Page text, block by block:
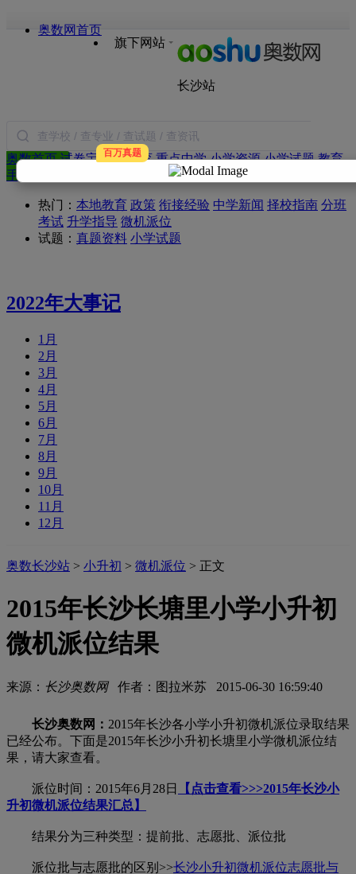
奥数网首页
旗下网站
长沙站
奥数首页 试卷宝 百万真题
本地教育 重点中学 小学资源 小学试题 教育
手册
日记 图书
热门： 本地教育 政策 衔接经验 中学新闻 择校指南 分班
考试 升学指导 微机派位
试题： 真题资料 小学试题
2022年大事记
1月
2月
3月
4月
5月
6月
7月
8月
9月
10月
11月
12月
奥数长沙站 > 小升初 > 微机派位 > 正文
2015年长沙长塘里小学小升初
微机派位结果
来源： 长沙奥数网作者：图拉米苏 2015-06-30 16:59:40
长沙奥数网： 2015年长沙各小学小升初微机派位录取结果
已经公布。下面是2015年长沙小升初长塘里小学微机派位结
果，请大家查看。
派位时间：2015年6月28日
【点击查看>>>2015年长沙小
升初微机派位结果汇总】
结果分为三种类型：提前批、志愿批、派位批
派位批与志愿批的区别>>长沙小升初微机派位志愿批与